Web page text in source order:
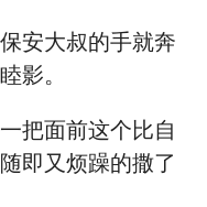
安大叔的手就奔
影。
把面前这个比自
即又烦躁的撒了